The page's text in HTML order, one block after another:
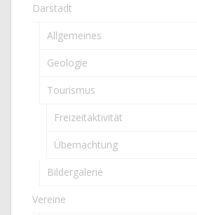
Darstadt
Allgemeines
Geologie
Tourismus
Freizeitaktivität
Übernachtung
Bildergalerie
Vereine